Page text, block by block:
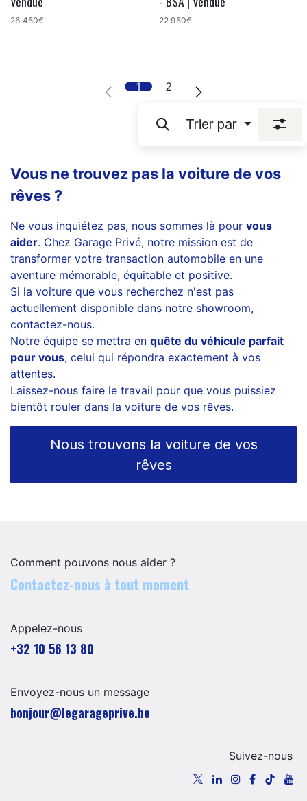
26 450€ 22 950€
1 2
Trier par
Vous ne trouvez pas la voiture de vos
rêves ?
Ne vous inquiétez pas, nous sommes là pour vous
aider. Chez Garage Privé, notre mission est de
transformer votre transaction automobile en une
aventure mémorable, équitable et positive.
Si la voiture que vous recherchez n'est pas
actuellement disponible dans notre showroom,
contactez-nous.
Notre équipe se mettra en quête du véhicule parfait
pour vous, celui qui répondra exactement à vos
attentes.
Laissez-nous faire le travail pour que vous puissiez
bientôt rouler dans la voiture de vos rêves.
Nous trouvons la voiture de vos
rêves
Comment pouvons nous aider ?
Contactez-nous à tout moment
Appelez-nous
+32 10 56 13 80
Envoyez-nous un message
​​​​​​​​​​​bo​n​jour​@​lega​ra​geprive.​b​e​​​
Suivez-nous